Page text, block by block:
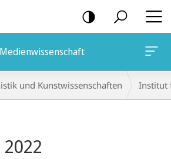
und Kunstwissenschaften Institut